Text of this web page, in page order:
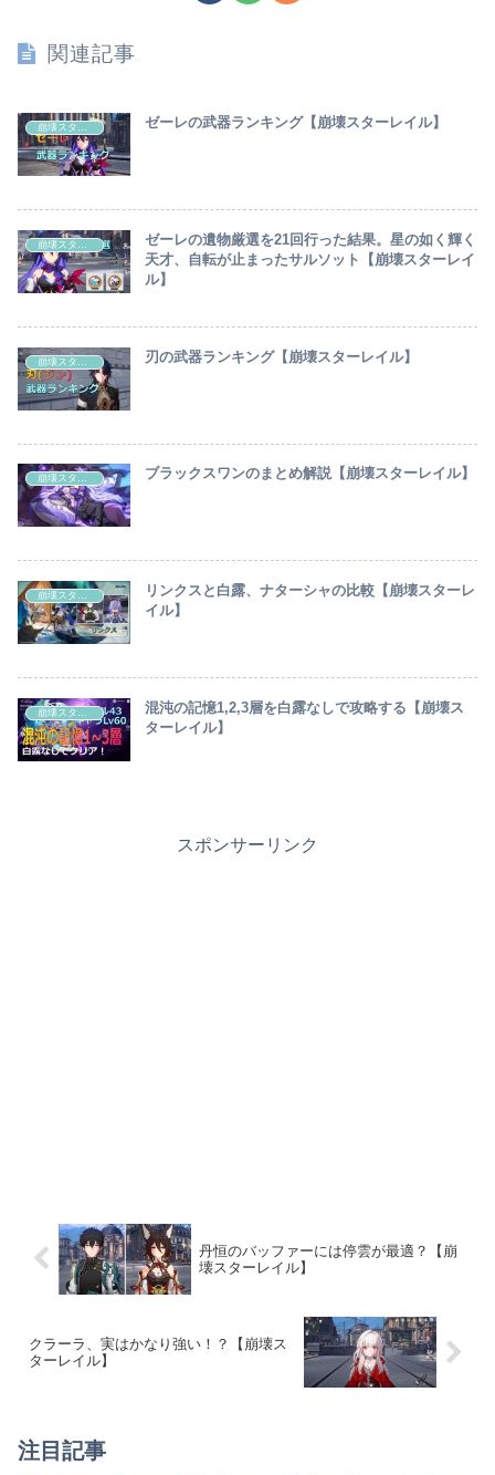
関連記事
崩壊スターレイル ゼーレの武器ランキング【崩壊スターレイル】
崩壊スターレイル
ゼーレの遺物厳選を21回行った結果。星の如く輝く
天才、自転が止まったサルソット【崩壊スターレイ
ル】
刃の武器ランキング【崩壊スターレイル】
崩壊スターレイル ブラックスワンのまとめ解説【崩壊スターレイル】
崩壊スターレイル
リンクスと白露、ナターシャの比較【崩壊スターレ
イル】
混沌の記憶1,2,3層を白露なしで攻略する【崩壊ス
ターレイル】
スポンサーリンク
丹恒のバッファーには停雲が最適？【崩
壊スターレイル】
クラーラ、実はかなり強い！？【崩壊ス
ターレイル】
注目記事